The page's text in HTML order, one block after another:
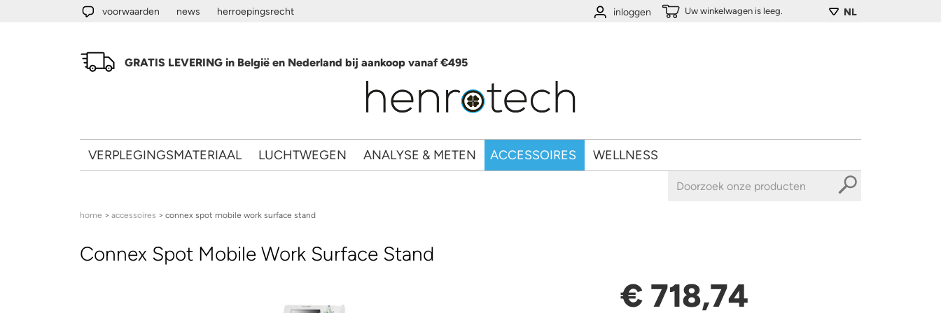
Overslaan en naar de algemene inhoud gaan
voorwaarden news herroepingsrecht NL
Uw winkelwagen is leeg.
inloggen
GRATIS LEVERING in België en Nederland bij aankoop vanaf €495
VERPLEGINGSMATERIAAL LUCHTWEGEN ANALYSE & METEN ACCESSOIRES WELLNESS
U bent hier
home > accessoires > connex spot mobile work surface stand
Connex Spot Mobile Work Surface Stand
€ 718,74